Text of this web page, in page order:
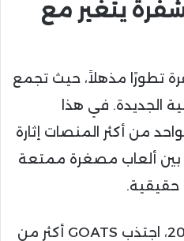
يتغير مع
تطورًا مذهلاً، حيث تجمع
الجديدة. في هذا
من أكثر المنصات إثارة
بين ألعاب مصغرة ممتعة